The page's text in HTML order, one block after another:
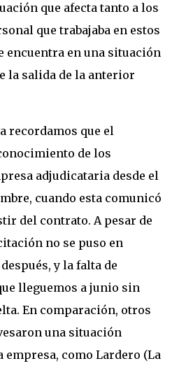
que afecta tanto a los
que trabajaba en estos
encuentra en una situación
la salida de la anterior
recordamos que el
de los
adjudicataria desde el
cuando esta comunicó
del contrato. A pesar de
no se puso en
y la falta de
lleguemos a junio sin
En comparación, otros
una situación
como Lardero (La